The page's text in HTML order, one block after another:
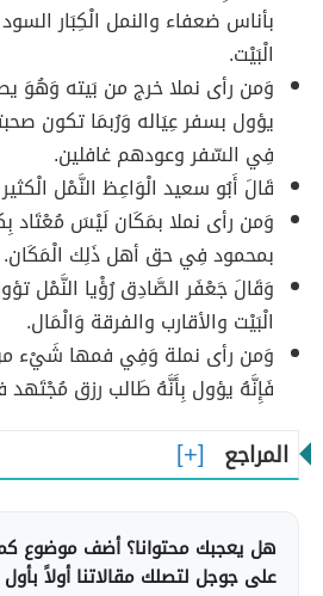
بأناس ضعفاء والنمل الْكِبَار
الْبَيْت.
وَمن رأى نملا خرج من بَيته وَهُوَ
يؤول بسفر عِيَاله وَرُبمَا تكون
فِي السّفر وعودهم غافلين.
قَالَ أَبُو سعيد الْوَاعِظ النَّمْل
وَمن رأى نملا بمَكَان لَيْسَ مُعْتَاد
بمحمود فِي حق أهل ذَلِك الْمَكَان.
وَقَالَ جَعْفَر الصَّادِق رُؤْيا النَّمْل
الْبَيْت والأقارب والفرقة وَالْمَال.
وَمن رأى نملة وَفِي فمها شَيْء
فَإِنَّهُ يؤول بِأَنَّهُ طَالب رزق مُجْتَهد
المراجع
هل يعجبك محتوانا؟ أضف موضوع
على جوجل لتصلك مقالاتنا أولاً